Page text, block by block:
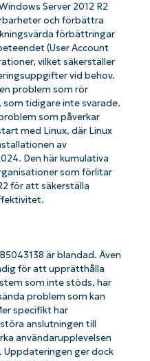
Server 2012 R2
och förbättra
förbättringar
(User Account
vilket säkerställer
vid behov.
problem som rör
som tidigare inte svarade.
som påverkar
med Linux, där Linux
av
Den här kumulativa
som förlitar
för att säkerställa
är blandad. Även
för att upprätthålla
som inte stöds, har
problem som kan
specifikt har
anslutningen till
användarupplevelsen
ger dock